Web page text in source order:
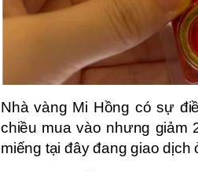
Nhà vàng Mi Hồng có sự
chiều mua vào nhưng giảm
miếng tại đây đang giao